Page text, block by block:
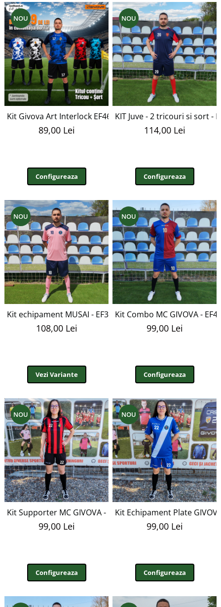
NOU
Kit Givova Art Interlock EF46
89,00 Lei
Configureaza
NOU
KIT Juve - 2 tricouri si sort -
114,00 Lei
Configureaza
NOU
Kit echipament MUSAI - EF3
108,00 Lei
Vezi Variante
NOU
Kit Combo MC GIVOVA -
99,00 Lei
Configureaza
NOU
Kit Supporter MC GIVOVA - EF48
99,00 Lei
Configureaza
NOU
Kit Echipament Plate
99,00 Lei
Configureaza